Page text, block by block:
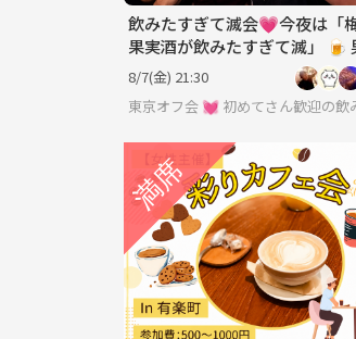
飲みたすぎて滅会💗今夜は「梅
果実酒が飲みたすぎて滅」 🍺
齢地位関係なくフラットに 💞
8/7(金) 21:30
東京オフ会 💓 初めてさん歓迎の